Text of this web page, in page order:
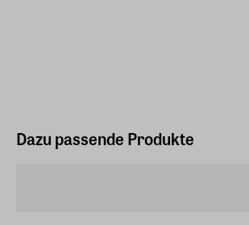
Dazu passende Produkte